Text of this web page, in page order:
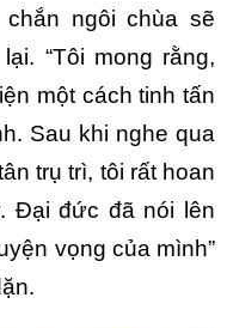
ngôi chùa sẽ
“Tôi mong rằng,
một cách tinh tấn
Sau khi nghe qua
trụ trì, tôi rất hoan
Đại đức đã nói lên
vọng của mình”